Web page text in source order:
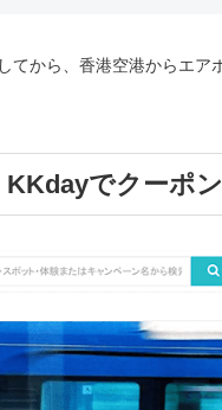
てから、香港空港からエア
KKdayでクーポ